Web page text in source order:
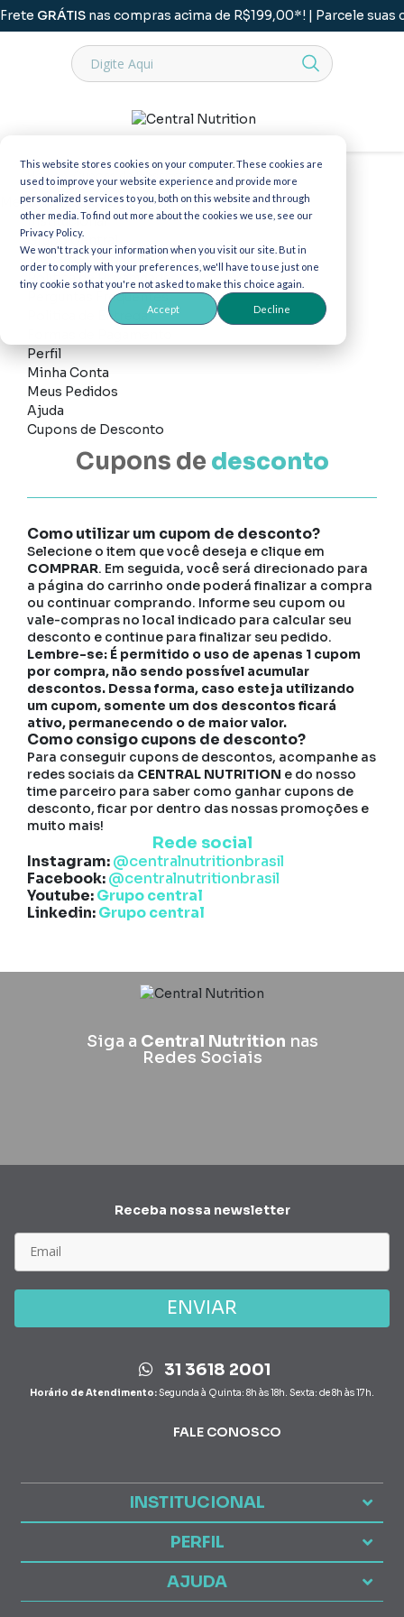
This website stores cookies on your computer. These cookies are
used to improve your website experience and provide more
personalized services to you, both on this website and through
other media. To find out more about the cookies we use, see our
Privacy Policy.
We won't track your information when you visit our site. But in
order to comply with your preferences, we'll have to use just one
tiny cookie so that you're not asked to make this choice again.
Accept Decline
Frete GRÁTIS nas compras acima de R$199,00*! | Parcele
Cupons de Desconto
Menu Institucional
Institucional
Grupo Central
Trocas e Devoluções
Política de Privacidade
Perguntas Frequentes
Política de Entrega
Perfil
Minha Conta
Meus Pedidos
Ajuda
Cupons de Desconto
Cupons dedesconto
Como utilizar um cupom de desconto?
Selecione o item que você deseja e clique em
COMPRAR. Em seguida, você será direcionado para
a página do carrinho onde poderá finalizar a compra
ou continuar comprando. Informe seu cupom ou
vale-compras no local indicado para calcular seu
desconto e continue para finalizar seu pedido.
Lembre-se: É permitido o uso de apenas 1 cupom
por compra, não sendo possível acumular
descontos. Dessa forma, caso esteja utilizando
um cupom, somente um dos descontos ficará
ativo, permanecendo o de maior valor.
Como consigo cupons de desconto?
Para conseguir cupons de descontos, acompanhe as
redes sociais da CENTRAL NUTRITION e do nosso
time parceiro para saber como ganhar cupons de
desconto, ficar por dentro das nossas promoções e
muito mais!
Rede social
Instagram:@centralnutritionbrasil
Facebook:@centralnutritionbrasil
Youtube:Grupo central
Linkedin:Grupo central
Siga a Central Nutrition nas
Redes Sociais
Receba nossa newsletter
ENVIAR
31 3618 2001
Horário de Atendimento:Segunda à Quinta: 8h às 18h. Sexta: de 8h às 17h.
FALE CONOSCO
INSTITUCIONAL
PERFIL
AJUDA